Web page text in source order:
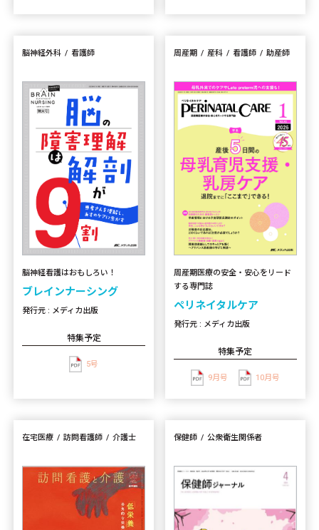
脳神経外科 看護師
脳神経看護はおもしろい！
ブレインナーシング
発行元 : メディカ出版
特集予定
5号
周産期 産科 看護師 助産師
周産期医療の安全・安心をリード
する専門誌
ペリネイタルケア
発行元 : メディカ出版
特集予定
9月号 10月号
在宅医療 訪問看護師 介護士 保健師 公衆衛生関係者